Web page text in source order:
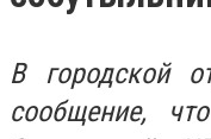
В городской
сообщение,